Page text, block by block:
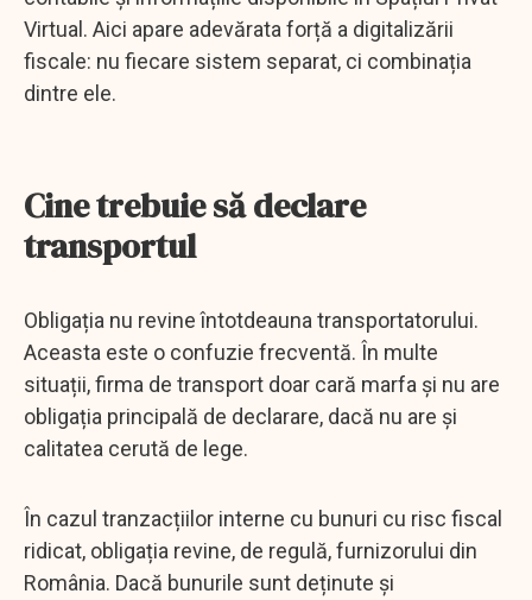
Virtual. Aici apare adevărata forță a digitalizării
fiscale: nu fiecare sistem separat, ci combinația
dintre ele.
Cine trebuie să declare
transportul
Obligația nu revine întotdeauna transportatorului.
Aceasta este o confuzie frecventă. În multe
situații, firma de transport doar cară marfa și nu are
obligația principală de declarare, dacă nu are și
calitatea cerută de lege.
În cazul tranzacțiilor interne cu bunuri cu risc fiscal
ridicat, obligația revine, de regulă, furnizorului din
România. Dacă bunurile sunt deținute și